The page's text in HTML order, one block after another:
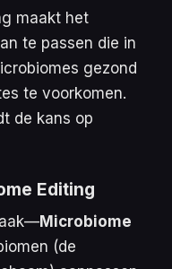
maakt het
te passen die in
gezond
te voorkomen.
de kans op
Editing
Microbiome
(de